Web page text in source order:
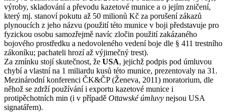
výroby, skladování a převodu kazetové munice a o jejím zničení,
který mj. stanoví pokutu až 50 milionů Kč za porušení zákazů
plynoucích z jeho názvu (použití této munice v boji představuje pro
fyzickou osobu samozřejmě navíc zločin použití zakázaného
bojového prostředku a nedovoleného vedení boje dle § 411 trestního
zákoníku; pachateli hrozí až výjimečný trest).
Za zmínku stojí skutečnost, že USA, jejichž podpis pod úmluvou
chybí a vlastní na 1 miliardu kusů této munice, prezentovaly na 31.
Mezinárodní konferenci ČK&ČP (Ženeva, 2011) moratorium, dle
něhož se zdrží používání i exportu kazetové munice i
protipěchotních min (i v případě Ottawské úmluvy nejsou USA
signatářem).